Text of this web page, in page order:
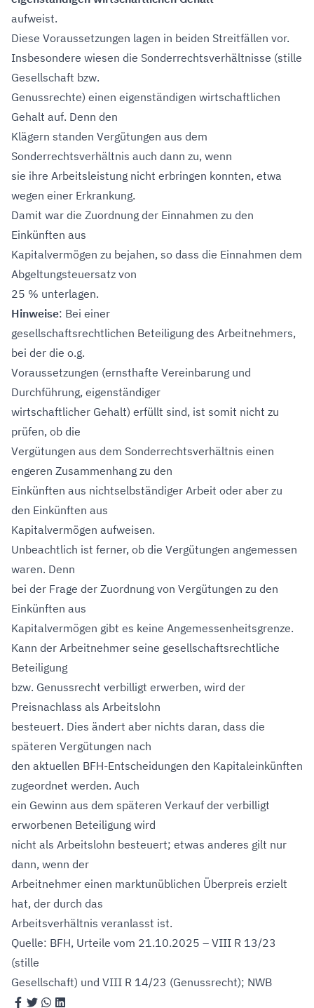
aufweist.
Diese Voraussetzungen lagen in beiden Streitfällen vor.
Insbesondere wiesen die Sonderrechtsverhältnisse (stille
Gesellschaft bzw.
Genussrechte) einen eigenständigen wirtschaftlichen
Gehalt auf. Denn den
Klägern standen Vergütungen aus dem
Sonderrechtsverhältnis auch dann zu, wenn
sie ihre Arbeitsleistung nicht erbringen konnten, etwa
wegen einer Erkrankung.
Damit war die Zuordnung der Einnahmen zu den
Einkünften aus
Kapitalvermögen zu bejahen, so dass die Einnahmen dem
Abgeltungsteuersatz von
25 % unterlagen.
Hinweise: Bei einer
gesellschaftsrechtlichen Beteiligung des Arbeitnehmers,
bei der die o.g.
Voraussetzungen (ernsthafte Vereinbarung und
Durchführung, eigenständiger
wirtschaftlicher Gehalt) erfüllt sind, ist somit nicht zu
prüfen, ob die
Vergütungen aus dem Sonderrechtsverhältnis einen
engeren Zusammenhang zu den
Einkünften aus nichtselbständiger Arbeit oder aber zu
den Einkünften aus
Kapitalvermögen aufweisen.
Unbeachtlich ist ferner, ob die Vergütungen angemessen
waren. Denn
bei der Frage der Zuordnung von Vergütungen zu den
Einkünften aus
Kapitalvermögen gibt es keine Angemessenheitsgrenze.
Kann der Arbeitnehmer seine gesellschaftsrechtliche
Beteiligung
bzw. Genussrecht verbilligt erwerben, wird der
Preisnachlass als Arbeitslohn
besteuert. Dies ändert aber nichts daran, dass die
späteren Vergütungen nach
den aktuellen BFH-Entscheidungen den Kapitaleinkünften
zugeordnet werden. Auch
ein Gewinn aus dem späteren Verkauf der verbilligt
erworbenen Beteiligung wird
nicht als Arbeitslohn besteuert; etwas anderes gilt nur
dann, wenn der
Arbeitnehmer einen marktunüblichen Überpreis erzielt
hat, der durch das
Arbeitsverhältnis veranlasst ist.
Quelle: BFH, Urteile vom 21.10.2025 – VIII R 13/23
(stille
Gesellschaft) und VIII R 14/23 (Genussrecht); NWB